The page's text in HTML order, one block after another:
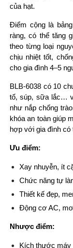
của hạt.
Điểm cộng là
ràng, có thể tăng
theo từng loại
chịu nhiệt tốt,
cho gia đình 4–5
BLB-6038 có 10
tố, súp, sữa lắc…
như nắp chống
khóa an toàn giúp
hợp với gia đình có
Ưu điểm:
Xay nhuyễn, ít
Chức năng tự
Thiết kế đẹp,
Động cơ AC,
Nhược điểm:
Kích thước máy